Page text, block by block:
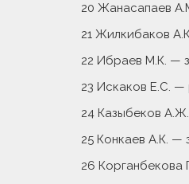
20 Жанасапаев
21 Жилкибаков
22 Ибраев М.К. —
23 Искаков Е.С. —
24 Казыбеков
25 Конкаев А.К. —
26 Корганбекова